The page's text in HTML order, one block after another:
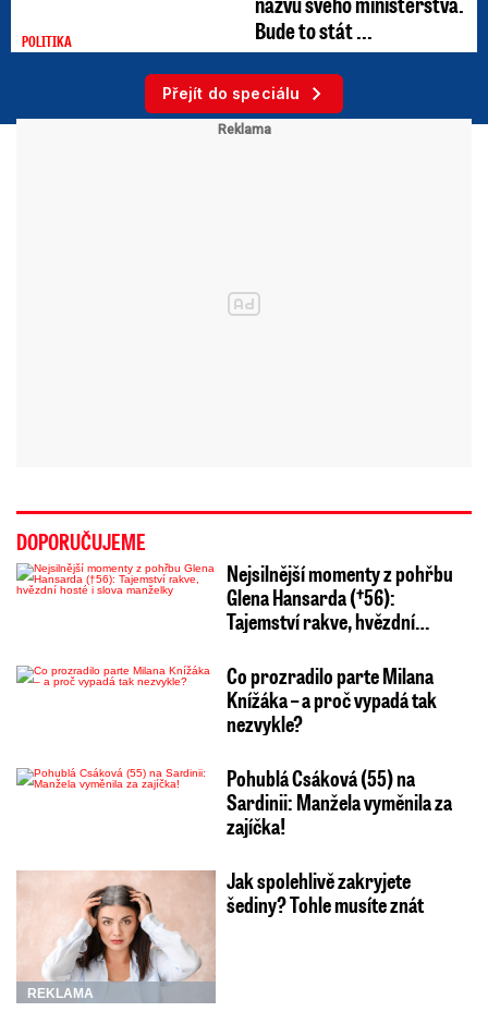
POLITIKA
Bude to stát ...
Přejít do speciálu
DOPORUČUJEME
Nejsilnější momenty z pohřbu
Glena Hansarda (†56):
Tajemství rakve, hvězdní…
Co prozradilo parte Milana
Knížáka – a proč vypadá tak
nezvykle?
Pohublá Csáková (55) na
Sardinii: Manžela vyměnila za
zajíčka!
REKLAMA
Jak spolehlivě zakryjete
šediny? Tohle musíte znát